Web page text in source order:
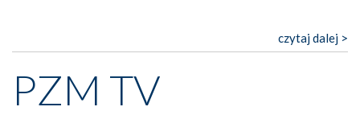
czytaj dalej >
PZM TV